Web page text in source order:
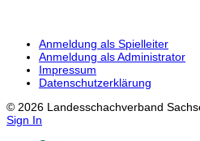
Anmeldung als Spielleiter
Anmeldung als Administrator
Impressum
Datenschutzerklärung
© 2026 Landesschachverband
Sign In